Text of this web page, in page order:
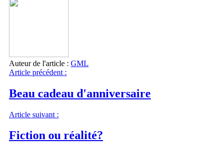
Auteur de l'article : GML
Article précédent :
Beau cadeau d'anniversaire
Article suivant :
Fiction ou réalité?